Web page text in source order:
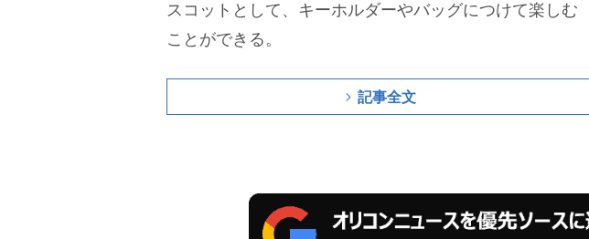
スコットとして、キーホルダーやバッグにつけて楽しむ
ことができる。
記事全文